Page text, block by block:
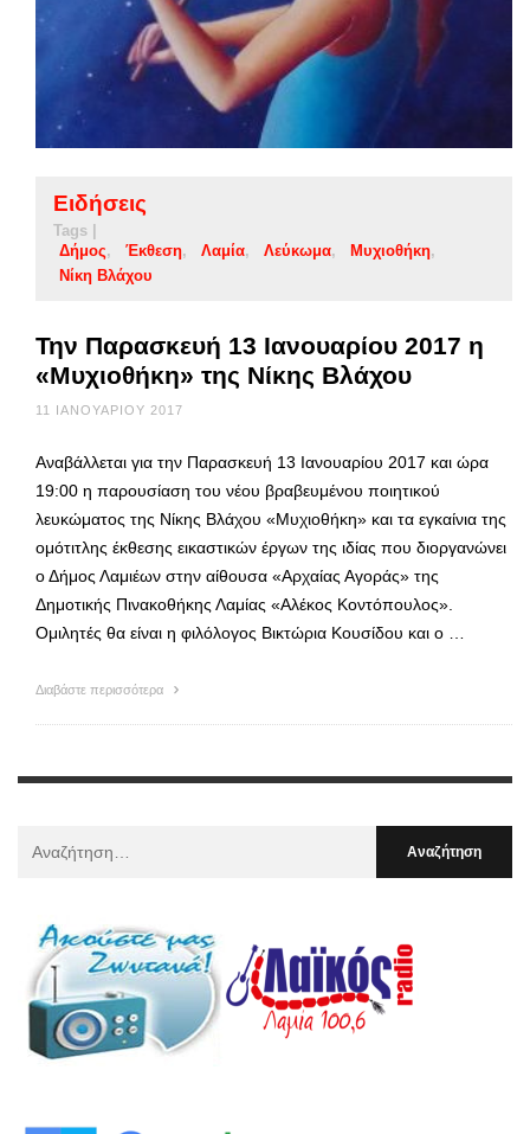
Ειδήσεις
Tags |
Δήμος
Έκθεση Λαμία Λεύκωμα
Μυχιοθήκη
Νίκη Βλάχου
Την Παρασκευή 13 Ιανουαρίου 2017 η
«Μυχιοθήκη» της Νίκης Βλάχου
11 ΙΑΝΟΥΑΡΊΟΥ 2017
Αναβάλλεται για την Παρασκευή 13 Ιανουαρίου 2017 και ώρα
19:00 η παρουσίαση του νέου βραβευμένου ποιητικού
λευκώματος της Νίκης Βλάχου «Μυχιοθήκη» και τα εγκαίνια της
ομότιτλης έκθεσης εικαστικών έργων της ιδίας που διοργανώνει
ο Δήμος Λαμιέων στην αίθουσα «Αρχαίας Αγοράς» της
Δημοτικής Πινακοθήκης Λαμίας «Αλέκος Κοντόπουλος».
Ομιλητές θα είναι η φιλόλογος Βικτώρια Κουσίδου και ο …
Διαβάστε περισσότερα